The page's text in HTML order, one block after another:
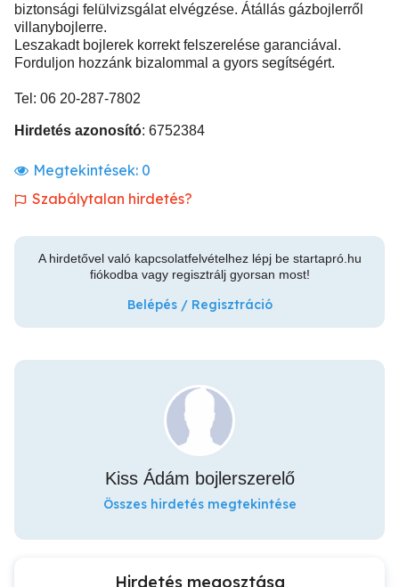
biztonsági felülvizsgálat elvégzése. Átállás gázbojlerről
villanybojlerre.
Leszakadt bojlerek korrekt felszerelése garanciával.
Forduljon hozzánk bizalommal a gyors segítségért.
Tel: 06 20-287-7802
Hirdetés azonosító: 6752384
Megtekintések: 0
Szabálytalan hirdetés?
A hirdetővel való kapcsolatfelvételhez lépj be startapró.hu
fiókodba vagy regisztrálj gyorsan most!
Belépés / Regisztráció
Kiss Ádám bojlerszerelő
Összes hirdetés megtekintése
Hirdetés megosztása